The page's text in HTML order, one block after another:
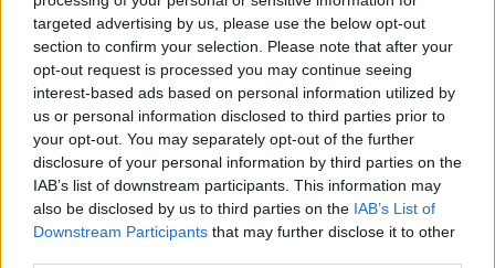
targeted advertising by us, please use the below opt-out
section to confirm your selection. Please note that after your
opt-out request is processed you may continue seeing
interest-based ads based on personal information utilized by
us or personal information disclosed to third parties prior to
your opt-out. You may separately opt-out of the further
disclosure of your personal information by third parties on the
IAB’s list of downstream participants. This information may
also be disclosed by us to third parties on the IAB’s List of
Downstream Participants that may further disclose it to other
Rožmitál pod Třemšínem